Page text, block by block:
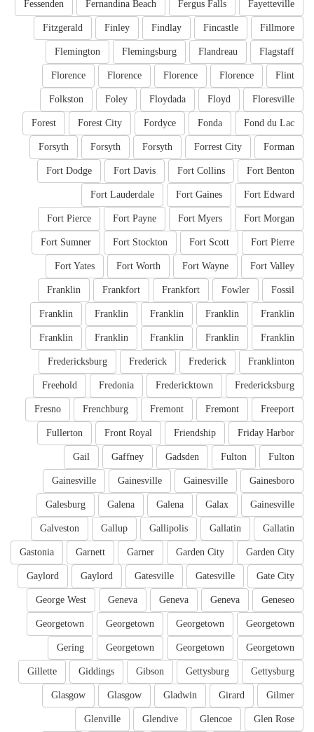
Fayetteville
Fergus Falls
Fernandina Beach
Fessenden
Fillmore
Fincastle
Findlay
Finley
Fitzgerald
Flagstaff
Flandreau
Flemingsburg
Flemington
Flint
Florence
Florence
Florence
Florence
Floresville
Floyd
Floydada
Foley
Folkston
Fond du Lac
Fonda
Fordyce
Forest City
Forest
Forman
Forrest City
Forsyth
Forsyth
Forsyth
Fort Benton
Fort Collins
Fort Davis
Fort Dodge
Fort Edward
Fort Gaines
Fort Lauderdale
Fort Morgan
Fort Myers
Fort Payne
Fort Pierce
Fort Pierre
Fort Scott
Fort Stockton
Fort Sumner
Fort Valley
Fort Wayne
Fort Worth
Fort Yates
Fossil
Fowler
Frankfort
Frankfort
Franklin
Franklin
Franklin
Franklin
Franklin
Franklin
Franklin
Franklin
Franklin
Franklin
Franklin
Franklinton
Frederick
Frederick
Fredericksburg
Fredericksburg
Fredericktown
Fredonia
Freehold
Freeport
Fremont
Fremont
Frenchburg
Fresno
Friday Harbor
Friendship
Front Royal
Fullerton
Fulton
Fulton
Gadsden
Gaffney
Gail
Gainesboro
Gainesville
Gainesville
Gainesville
Gainesville
Galax
Galena
Galena
Galesburg
Gallatin
Gallatin
Gallipolis
Gallup
Galveston
Garden City
Garden City
Garner
Garnett
Gastonia
Gate City
Gatesville
Gatesville
Gaylord
Gaylord
Geneseo
Geneva
Geneva
Geneva
George West
Georgetown
Georgetown
Georgetown
Georgetown
Georgetown
Georgetown
Georgetown
Gering
Gettysburg
Gettysburg
Gibson
Giddings
Gillette
Gilmer
Girard
Gladwin
Glasgow
Glasgow
Glen Rose
Glencoe
Glendive
Glenville